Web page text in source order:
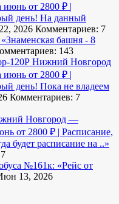
от 2800 ₽ |
день! На данный
2026 Комментариев: 7
«Знаменская башня - 8
143
120Р Нижний Новгород
от 2800 ₽ |
день! Пока не владеем
Комментариев: 7
Новгород —
от 2800 ₽ | Расписание,
будет расписание на ..»
№161к: «Рейс от
13, 2026